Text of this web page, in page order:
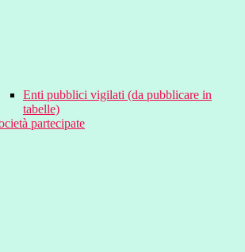
Enti pubblici vigilati (da pubblicare in
tabelle)
partecipate